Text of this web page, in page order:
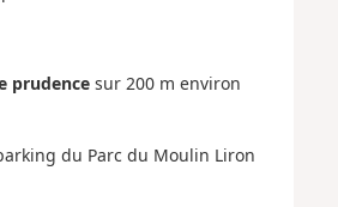
prudencesur 200 m environ
du Parc du Moulin Liron